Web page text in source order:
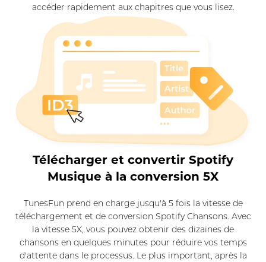
accéder rapidement aux chapitres que vous lisez.
Télécharger et convertir Spotify
Musique à la conversion 5X
TunesFun prend en charge jusqu'à 5 fois la vitesse de
téléchargement et de conversion Spotify Chansons. Avec
la vitesse 5X, vous pouvez obtenir des dizaines de
chansons en quelques minutes pour réduire vos temps
d'attente dans le processus. Le plus important, après la